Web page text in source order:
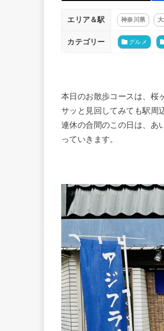
エリア＆駅 神奈川県
カテゴリー グルメ
本日のお散歩コースは、桜
サッと見回してみても駅周
連休の合間のこの日は、あ
っていきます。